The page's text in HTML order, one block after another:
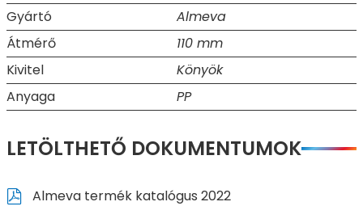
Gyártó
Almeva
Átmérő
110 mm
Kivitel
Könyök
Anyaga
PP
LETÖLTHETŐ DOKUMENTUMOK
Almeva termék katalógus 2022